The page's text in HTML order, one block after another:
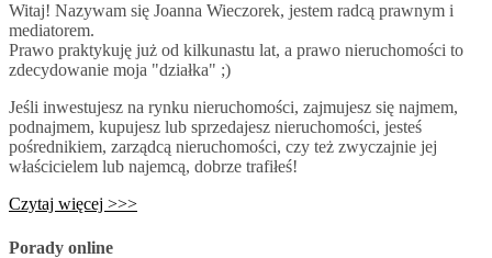
Witaj! Nazywam się Joanna Wieczorek, jestem radcą prawnym i
mediatorem.
Prawo praktykuję już od kilkunastu lat, a prawo nieruchomości to
zdecydowanie moja "działka" ;)
Jeśli inwestujesz na rynku nieruchomości, zajmujesz się najmem,
podnajmem, kupujesz lub sprzedajesz nieruchomości, jesteś
pośrednikiem, zarządcą nieruchomości, czy też zwyczajnie jej
właścicielem lub najemcą, dobrze trafiłeś!
Czytaj więcej >>>
Porady online